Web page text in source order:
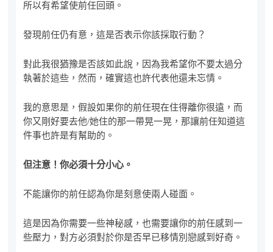
所以有希望使前任回頭。
發現前任仍有意，這是否表示你該採取行動？
對此我很猶豫是否該如此說，因為我希望你不要太過分
執著於這些，然而，確實這也許代表他還未忘情。
我的意思是，假設如果你的前任現在住得離你很遠，而
你又剛好要去他/她住的那一帶晃一晃，那讓前任知道這
件事也許是有幫助的。
但注意 ！你必須十分小心。
不能讓你的前任認為你是刻意使兩人碰面。
這是因為你需要一些神秘感，也需要讓你的前任感到一
些壓力，對方必須對於你是否早已移情別戀感到好奇。